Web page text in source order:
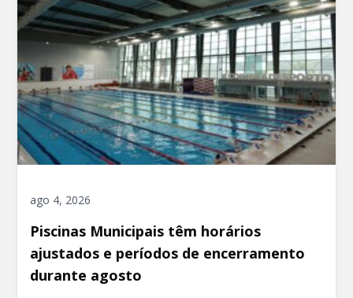
ago 4, 2026
Piscinas Municipais têm horários
ajustados e períodos de encerramento
durante agosto